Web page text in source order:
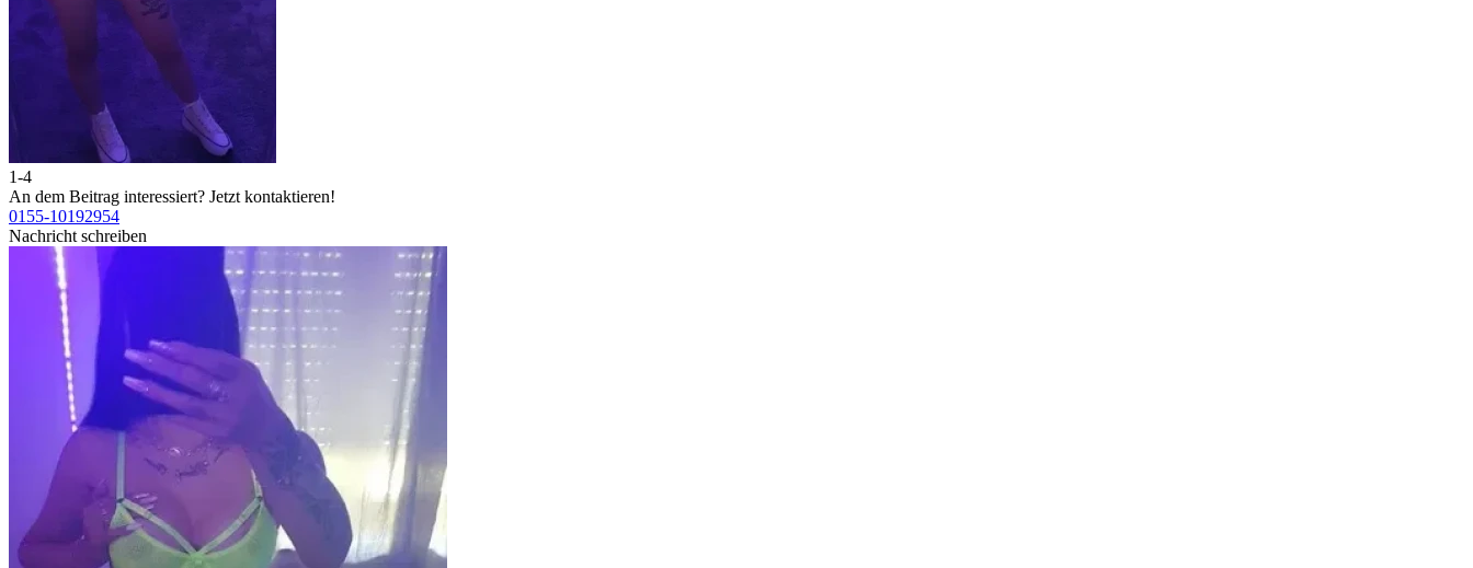
1-4
An dem Beitrag interessiert? Jetzt kontaktieren!
0155-10192954
Nachricht schreiben